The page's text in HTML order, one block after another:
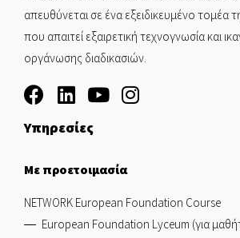
απευθύνεται σε ένα εξειδικευμένο τομέα
που απαιτεί εξαιρετική τεχνογνωσία και
οργάνωσης διαδικασιών.
Υπηρεσίες
Με προετοιμασία
NETWORK European Foundation Course
European Foundation Lyceum (για